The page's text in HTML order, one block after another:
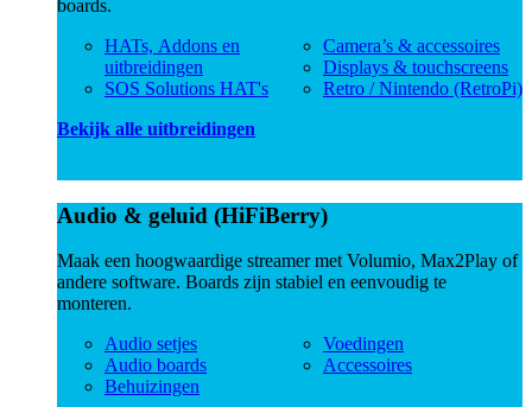
boards.
HATs, Addons en
uitbreidingen
SOS Solutions HAT's
Camera’s & accessoires
Displays & touchscreens
Retro / Nintendo (RetroPi)
Bekijk alle uitbreidingen
Audio & geluid (HiFiBerry)
Maak een hoogwaardige streamer met Volumio, Max2Play of
andere software. Boards zijn stabiel en eenvoudig te
monteren.
Audio setjes
Audio boards
Behuizingen
Voedingen
Accessoires